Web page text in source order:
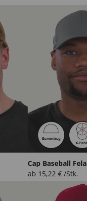
Cap Baseball Fela
ab 15,22 € /Stk.